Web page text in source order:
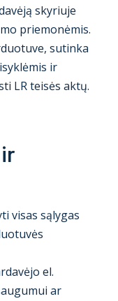
skyriuje
priemonėmis.
sutinka
ir
LR teisės aktų.
visas sąlygas
el.
ar